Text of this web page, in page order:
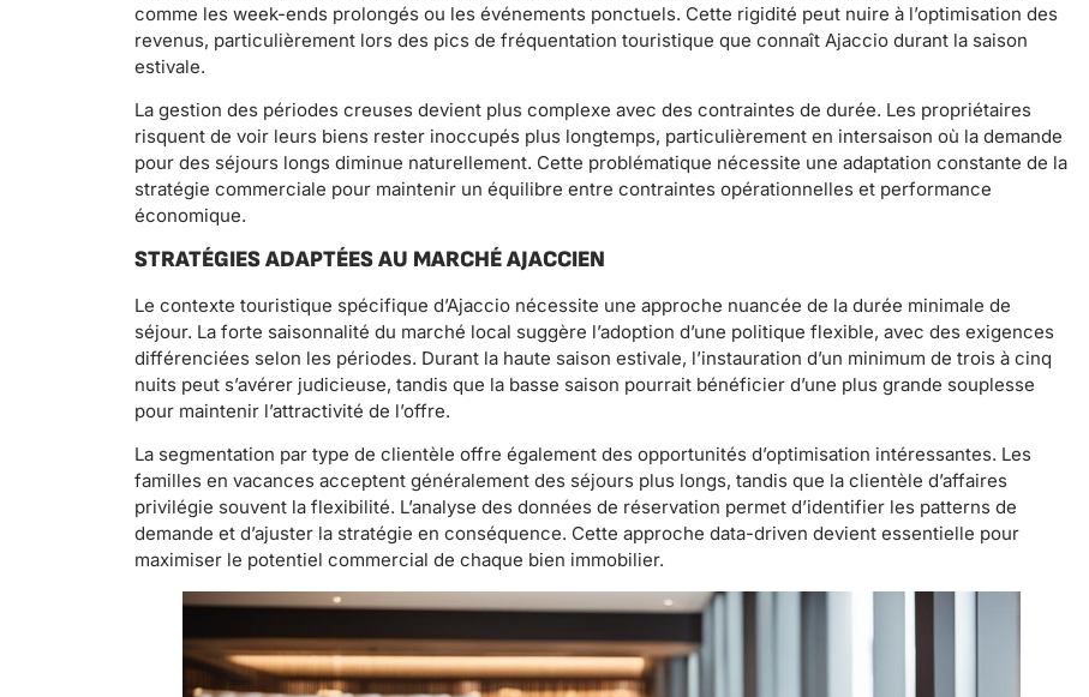
comme les week-ends prolongés ou les événements ponctuels. Cette rigidité peut nuire à l’optimisation des
revenus, particulièrement lors des pics de fréquentation touristique que connaît Ajaccio durant la saison
estivale.
La gestion des périodes creuses devient plus complexe avec des contraintes de durée. Les propriétaires
risquent de voir leurs biens rester inoccupés plus longtemps, particulièrement en intersaison où la demande
pour des séjours longs diminue naturellement. Cette problématique nécessite une adaptation constante de la
stratégie commerciale pour maintenir un équilibre entre contraintes opérationnelles et performance
économique.
STRATÉGIES ADAPTÉES AU MARCHÉ AJACCIEN
Le contexte touristique spécifique d’Ajaccio nécessite une approche nuancée de la durée minimale de
séjour. La forte saisonnalité du marché local suggère l’adoption d’une politique flexible, avec des exigences
différenciées selon les périodes. Durant la haute saison estivale, l’instauration d’un minimum de trois à cinq
nuits peut s’avérer judicieuse, tandis que la basse saison pourrait bénéficier d’une plus grande souplesse
pour maintenir l’attractivité de l’offre.
La segmentation par type de clientèle offre également des opportunités d’optimisation intéressantes. Les
familles en vacances acceptent généralement des séjours plus longs, tandis que la clientèle d’affaires
privilégie souvent la flexibilité. L’analyse des données de réservation permet d’identifier les patterns de
demande et d’ajuster la stratégie en conséquence. Cette approche data-driven devient essentielle pour
maximiser le potentiel commercial de chaque bien immobilier.